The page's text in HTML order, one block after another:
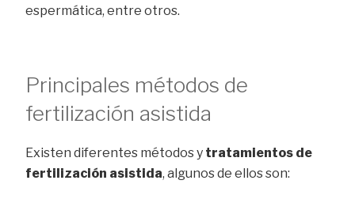
espermática, entre otros.
Principales métodos de
fertilización asistida
Existen diferentes métodos y tratamientos de
fertilización asistida, algunos de ellos son: